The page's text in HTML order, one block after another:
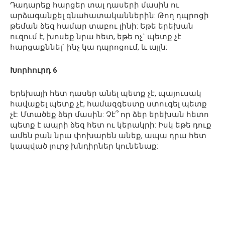
Դադարեք հարցեր տալ դասերի մասին ու
արձագանքել գնահատականներին: Թող դպրոցի
թեման ձեզ համար տաբու լինի: Եթե երեխան
ուզում է, խոսեք նրա հետ, եթե ոչ` պետք չէ
հարցաքննել` ինչ կա դպրոցում, և այլն:
Խորհուրդ 6
Երեխայի հետ դասեր անել պետք չէ, պայուսակ
հավաքել պետք չէ, համազգեստը ստուգել պետք
չէ: Մտածեք ձեր մասին: Չէ՞ որ ձեր երեխան հետո
պետք է ապրի ձեզ հետ ու կերակրի: Իսկ եթե դուք
ամեն բան նրա փոխարեն անեք, ապա դրա հետ
կապված լուրջ խնդիրներ կունենաք: